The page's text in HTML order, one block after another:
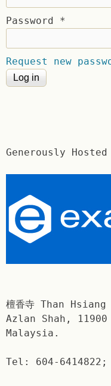
Password *
Request new
Generously
檀香寺 Than
Azlan Shah, 11900
Malaysia.
Tel: 604-6414822;